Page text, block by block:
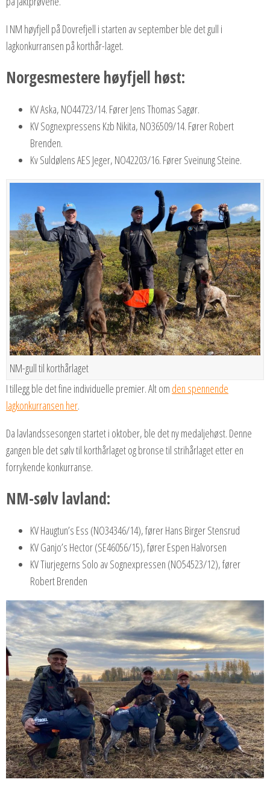
I NM høyfjell på Dovrefjell i starten av september ble det gull i
lagkonkurransen på korthår-laget.
Norgesmestere høyfjell høst:
KV Aska, NO44723/14. Fører Jens Thomas Sagør.
KV Sognexpressens Kzb Nikita, NO36509/14. Fører Robert
Brenden.
Kv Suldølens AES Jeger, NO42203/16. Fører Sveinung Steine.
NM-gull til korthårlaget
I tillegg ble det fine individuelle premier. Alt om den spennende
lagkonkurransen her.
Da lavlandssesongen startet i oktober, ble det ny medaljehøst. Denne
gangen ble det sølv til korthårlaget og bronse til strihårlaget etter en
forrykende konkurranse.
NM-sølv lavland:
KV Haugtun’s Ess (NO34346/14), fører Hans Birger Stensrud
KV Ganjo’s Hector (SE46056/15), fører Espen Halvorsen
KV Tiurjegerns Solo av Sognexpressen (NO54523/12), fører
Robert Brenden